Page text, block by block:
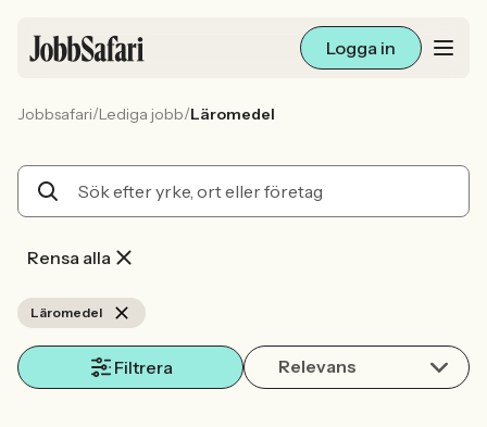
Logga in
Arbetsliv och karriär
Sök med AI
Jobbsafari/Lediga jobb/Läromedel
Rensa alla
Läromedel
Filtrera Relevans